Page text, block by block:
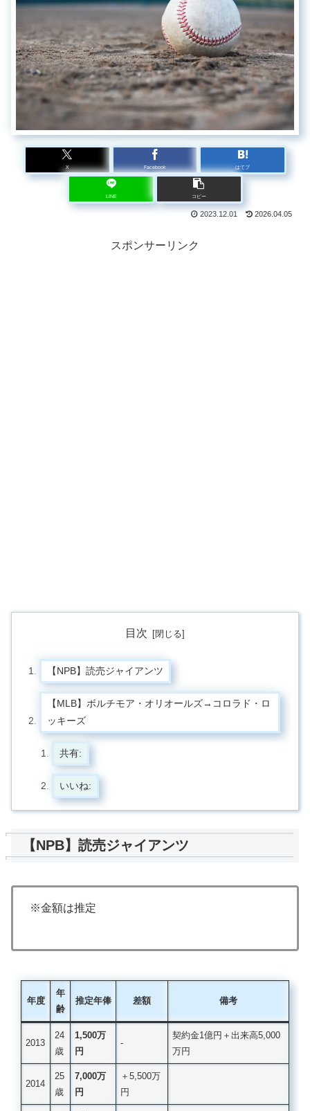
X Facebook はてブ
LINE コピー
2023.12.01 2026.04.05
スポンサーリンク
目次
【NPB】読売ジャイアンツ
【MLB】ボルチモア・オリオールズ→コロラド・ロ
ッキーズ
共有:
いいね:
【NPB】読売ジャイアンツ
※金額は推定
年度
年
齢
推定年俸 差額 備考
2013
24
歳
1,500万
円
‐
契約金1億円＋出来高5,000
万円
2014
25
歳
7,000万
円
＋5,500万
円